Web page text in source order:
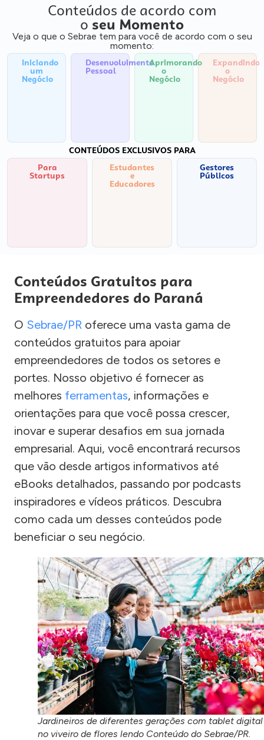
Conteúdos de acordo com
o seu Momento
Veja o que o Sebrae tem para você de acordo com o seu
momento:
Iniciando
um
Negócio
Desenvolvimento
Pessoal
Aprimorando
o
Negócio
Expandindo
o
Negócio
CONTEÚDOS EXCLUSIVOS PARA
Para
Startups
Estudantes
e
Educadores
Gestores
Públicos
Conteúdos Gratuitos para
Empreendedores do Paraná
O Sebrae/PR oferece uma vasta gama de
conteúdos gratuitos para apoiar
empreendedores de todos os setores e
portes. Nosso objetivo é fornecer as
melhores ferramentas, informações e
orientações para que você possa crescer,
inovar e superar desafios em sua jornada
empresarial. Aqui, você encontrará recursos
que vão desde artigos informativos até
eBooks detalhados, passando por podcasts
inspiradores e vídeos práticos. Descubra
como cada um desses conteúdos pode
beneficiar o seu negócio.
Jardineiros de diferentes gerações com tablet digital
no viveiro de flores lendo Conteúdo do Sebrae/PR.